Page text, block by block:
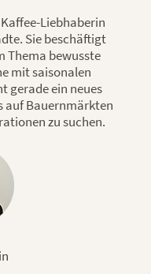
Liebhaberin
Sie beschäftigt
Thema bewusste
mit saisonalen
gerade ein neues
auf Bauernmärkten
zu suchen.